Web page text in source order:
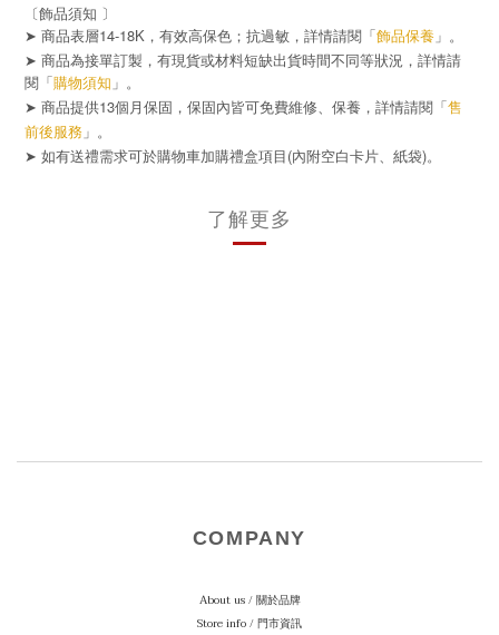
〔飾品須知 〕
➤ 商品表層14-18K，有效高保色；抗過敏，詳情請閱「飾品保養 」。
➤ 商品為接單訂製，有現貨或材料短缺出貨時間不同等狀況，詳情請
閱「購物須知 」。
➤ 商品提供13個月保固，保固內皆可免費維修、保養，詳情請閱「售
前後服務 」。
➤ 如有送禮需求可於購物車加購禮盒項目 (內附空白卡片、紙袋)。
了解更多
COMPANY
About us / 關於品牌
Store info / 門市資訊